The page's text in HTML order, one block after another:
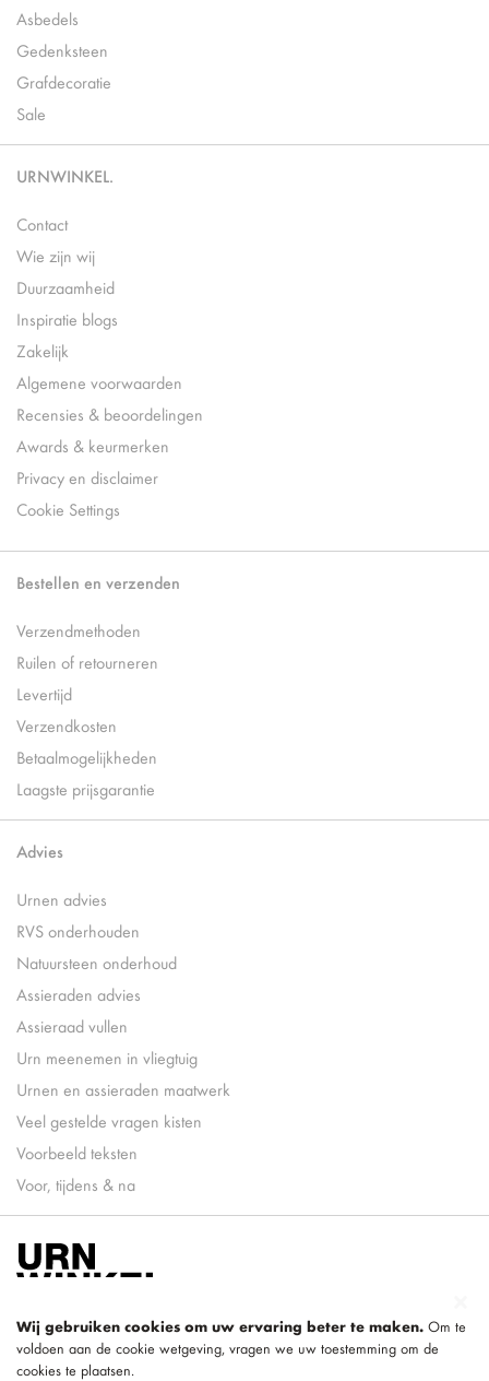
Asbedels
Gedenksteen
Grafdecoratie
Sale
URNWINKEL.
Contact
Wie zijn wij
Duurzaamheid
Inspiratie blogs
Zakelijk
Algemene voorwaarden
Recensies & beoordelingen
Awards & keurmerken
Privacy en disclaimer
Cookie Settings
Bestellen en verzenden
Verzendmethoden
Ruilen of retourneren
Levertijd
Verzendkosten
Betaalmogelijkheden
Laagste prijsgarantie
Advies
Urnen advies
RVS onderhouden
Natuursteen onderhoud
Assieraden advies
Assieraad vullen
Urn meenemen in vliegtuig
Urnen en assieraden maatwerk
Veel gestelde vragen kisten
Voorbeeld teksten
Voor, tijdens & na
Wij gebruiken cookies om uw ervaring beter te maken. Om te
voldoen aan de cookie wetgeving, vragen we uw toestemming om de
cookies te plaatsen.